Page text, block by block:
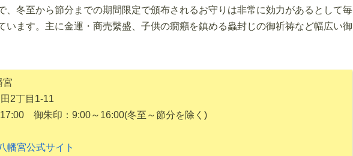
、冬至から節分までの期間限定で頒布されるお守りは非常に効力があるとして毎
います。主に金運・商売繫盛、子供の癇癪を鎮める蟲封じの御祈祷など幅広い御
宮
2丁目1-11
御朱印：9:00～16:00(冬至～節分を除く)
幡宮公式サイト